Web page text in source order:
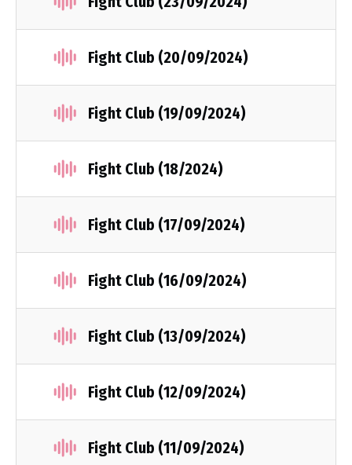
Fight Club (20/09/2024)
Fight Club (19/09/2024)
Fight Club (18/2024)
Fight Club (17/09/2024)
Fight Club (16/09/2024)
Fight Club (13/09/2024)
Fight Club (12/09/2024)
Fight Club (11/09/2024)